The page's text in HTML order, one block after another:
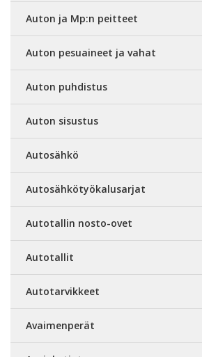
Auton ja Mp:n peitteet
Auton pesuaineet ja vahat
Auton puhdistus
Auton sisustus
Autosähkö
Autosähkötyökalusarjat
Autotallin nosto-ovet
Autotallit
Autotarvikkeet
Avaimenperät